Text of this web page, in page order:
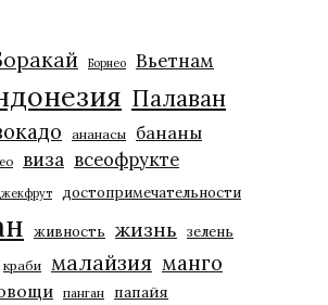
Борнео Вьетнам
Палаван
ананасы бананы
виза всеофрукте
достопримечательности
живность жизнь зелень
краби малайзия манго
панган папайя